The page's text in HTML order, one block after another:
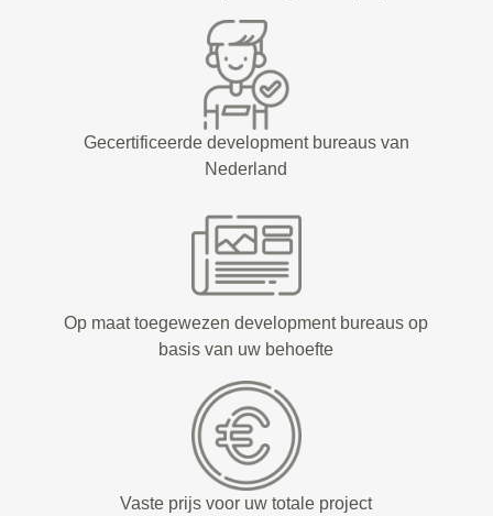
Gecertificeerde development bureaus van
Nederland
Op maat toegewezen development bureaus op
basis van uw behoefte
Vaste prijs voor uw totale project